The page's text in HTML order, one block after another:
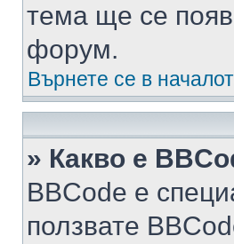
тема ще се
форум.
Върнете се в
» Какво е
BBCode е
ползвате